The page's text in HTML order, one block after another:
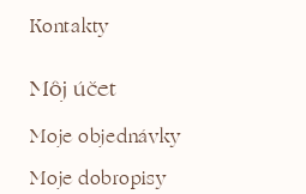
Kontakty
Môj účet
Moje objednávky
Moje dobropisy